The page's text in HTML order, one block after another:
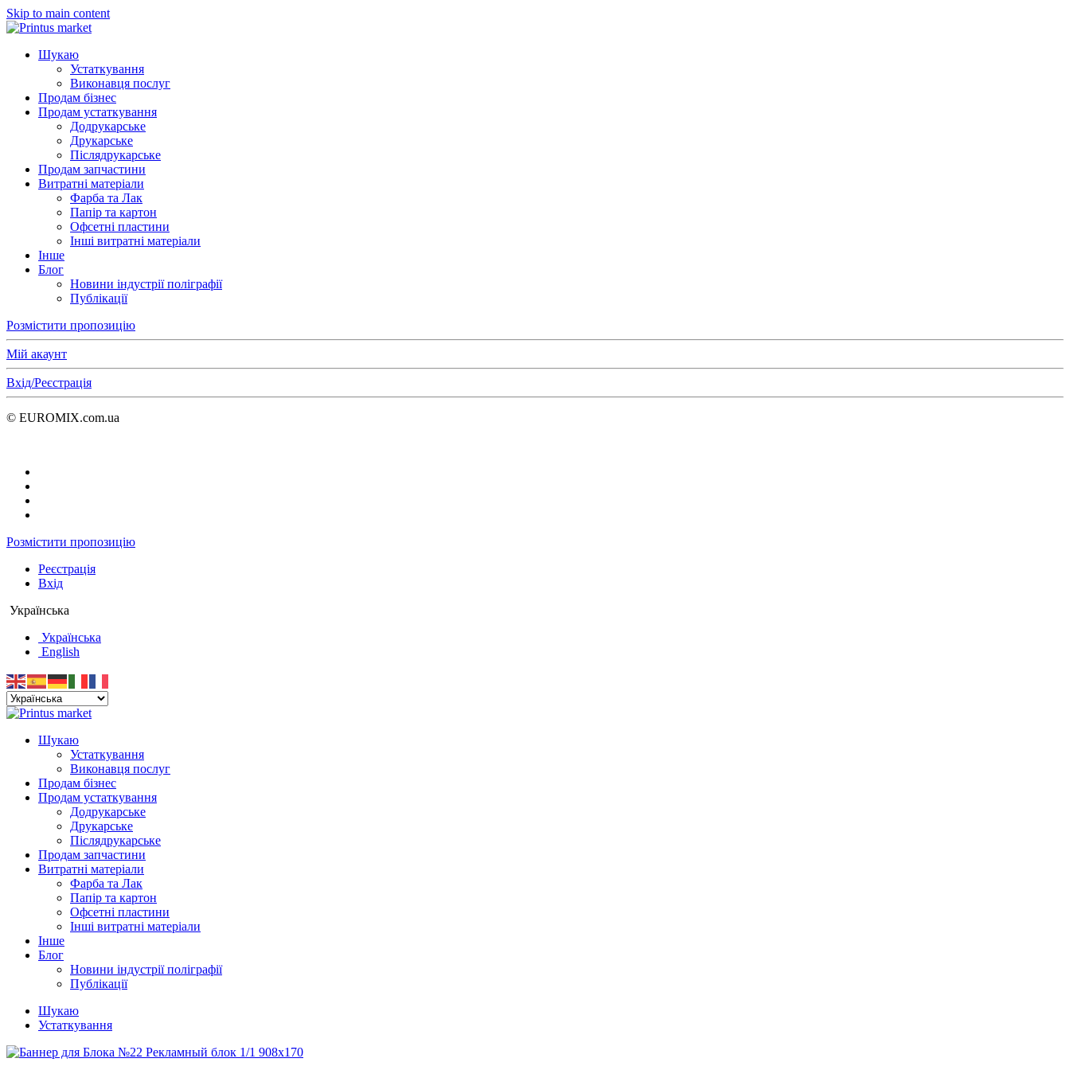
Skip to main content
Шукаю
Устаткування
Виконавця послуг
Продам бізнес
Продам устаткування
Додрукарське
Друкарське
Післядрукарське
Продам запчастини
Витратні матеріали
Фарба та Лак
Папір та картон
Офсетні пластини
Інші витратні матеріали
Інше
Блог
Новини індустрії поліграфії
Публікації
Розмістити пропозицію
Мій акаунт
Вхід/Реєстрація
© EUROMIX.com.ua
Розмістити пропозицію
Реєстрація
Вхід
Українська
Українська
English
Шукаю
Устаткування
Виконавця послуг
Продам бізнес
Продам устаткування
Додрукарське
Друкарське
Післядрукарське
Продам запчастини
Витратні матеріали
Фарба та Лак
Папір та картон
Офсетні пластини
Інші витратні матеріали
Інше
Блог
Новини індустрії поліграфії
Публікації
Шукаю
Устаткування